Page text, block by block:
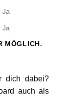
Ja
Ja
MÖGLICH.
dich dabei?
auch als